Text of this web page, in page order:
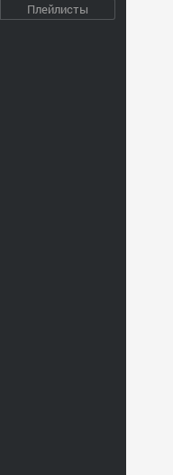
Плейлисты